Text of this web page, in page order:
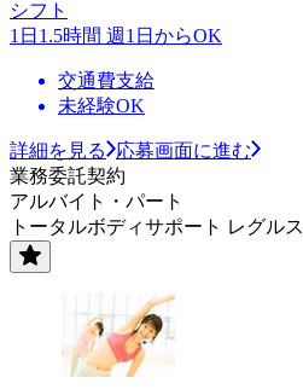
シフト
1日1.5時間 週1日からOK
交通費支給
未経験OK
詳細を見る
応募画面に進む
業務委託契約
アルバイト・パート
トータルボディサポート レグルス